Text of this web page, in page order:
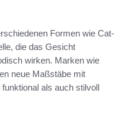
Formen wie Cat-
die das Gesicht
wirken. Marken wie
neue Maßstäbe mit
als auch stilvoll